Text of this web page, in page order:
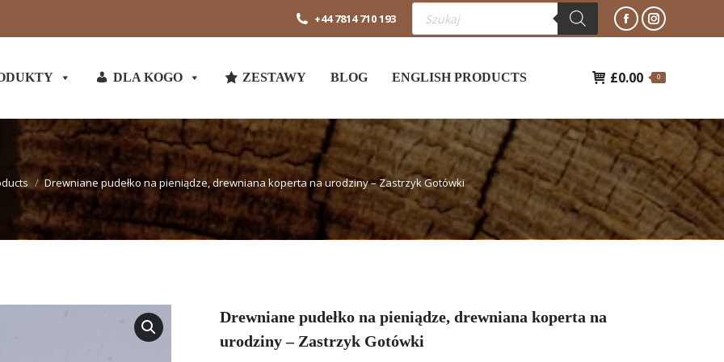
+44 7814 710 193
Wyszukiwarka
produktów
Facebook
się
nowym
oknie
Instagram
się
nowym
oknie
DLA KOGO ZESTAWY BLOG ENGLISH PRODUCTS £0.00 0
Drewniane pudełko na pieniądze, drewniana koperta na urodziny – Zastrzyk Gotówki
Drewniane pudełko na pieniądze, drewniana koperta na
urodziny – Zastrzyk Gotówki